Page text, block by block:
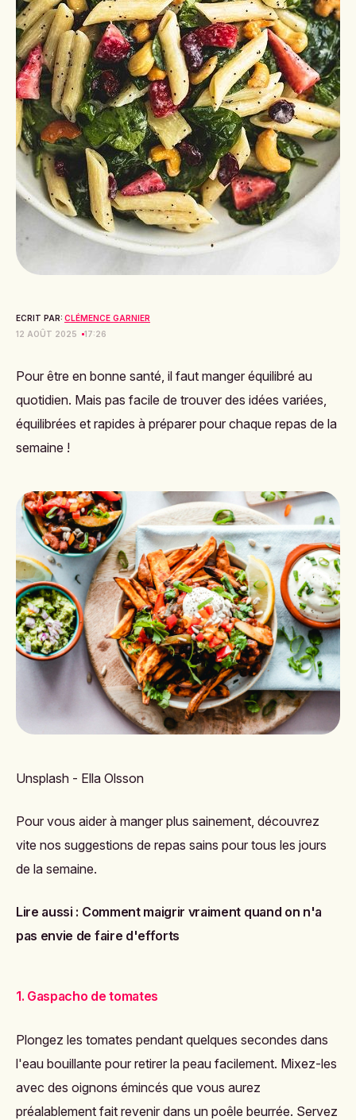
ECRIT PAR: CLÉMENCE GARNIER
12 AOÛT 2025
17:26
Pour être en bonne santé, il faut manger équilibré au
quotidien. Mais pas facile de trouver des idées variées,
équilibrées et rapides à préparer pour chaque repas de la
semaine !
Unsplash - Ella Olsson
Pour vous aider à manger plus sainement, découvrez
vite nos suggestions de repas sains pour tous les jours
de la semaine.
Lire aussi : Comment maigrir vraiment quand on n'a
pas envie de faire d'efforts
1. Gaspacho de tomates
Plongez les tomates pendant quelques secondes dans
l'eau bouillante pour retirer la peau facilement. Mixez-les
avec des oignons émincés que vous aurez
préalablement fait revenir dans un poêle beurrée. Servez